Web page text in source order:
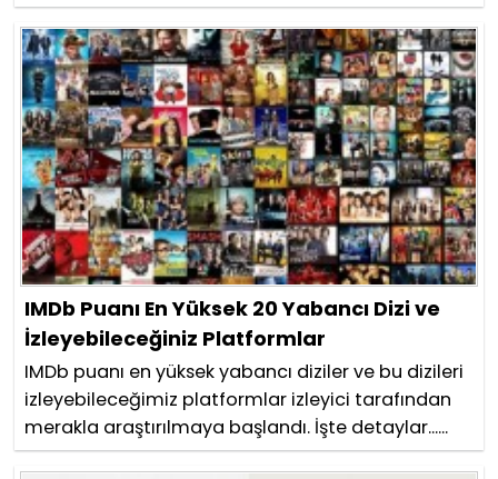
IMDb Puanı En Yüksek 20 Yabancı Dizi ve
İzleyebileceğiniz Platformlar
IMDb puanı en yüksek yabancı diziler ve bu dizileri
izleyebileceğimiz platformlar izleyici tarafından
merakla araştırılmaya başlandı. İşte detaylar......